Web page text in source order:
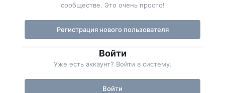
сообществе. Это очень просто!
Регистрация нового пользователя
Войти
Уже есть аккаунт? Войти в систему.
Войти